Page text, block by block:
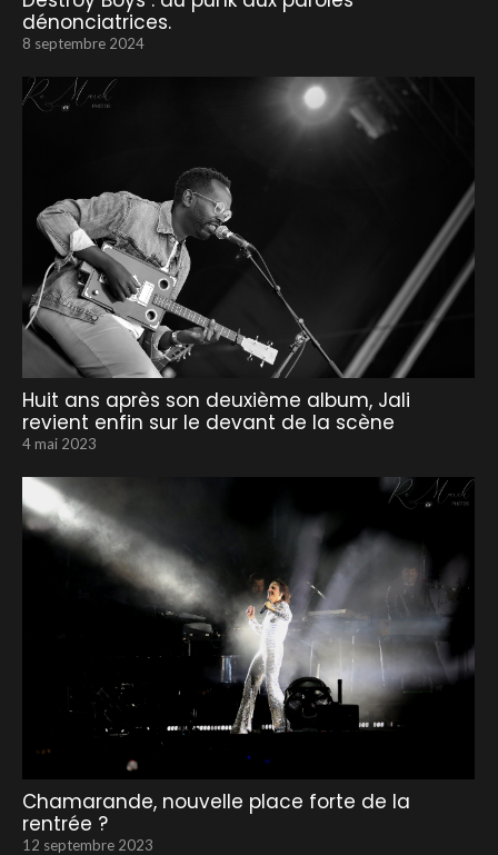
dénonciatrices.
8 septembre 2024
Huit ans après son deuxième album, Jali
revient enfin sur le devant de la scène
4 mai 2023
Chamarande, nouvelle place forte de la
rentrée ?
12 septembre 2023